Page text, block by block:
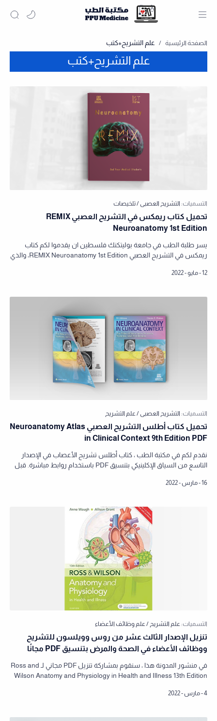
علم التشريح+كتب
علم التشريح+كتب
تحميل كتاب ريمكس في التشريح العصبي REMIX
Neuroanatomy 1st Edition
يسر طلبة الطب في جامعة بوليتكنك فلسطين ان يقدموا لكم كتاب
ريمكس في التشريح العصبي REMIX Neuroanatomy 1st Edition، والذي
تحميل كتاب أطلس التشريح العصبي Neuroanatomy Atlas
in Clinical Context 9th Edition PDF
نقدم لكم في مكتبة الطب ، كتاب أطلس تشريح الأعصاب في الإصدار
التاسع من السياق الإكلينيكي بتنسيق PDF باستخدام روابط مباشرة. قبل
تنزيل الإصدار الثالث عشر من روس وويلسون للتشريح
ووظائف الأعضاء في الصحة والمرض بتنسيق PDF مجانًا
في منشور المدونة هذا ، سنقوم بمشاركة تنزيل PDF مجاني لـ Ross and
Wilson Anatomy and Physiology in Health and Illness 13th Edition